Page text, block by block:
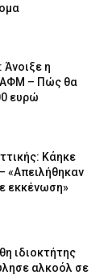
εναέρια
Στη μάχη 105
Άνοιξε η
ΑΦΜ – Πώς θα
ευρώ
Κάηκε
«Απειλήθηκαν
εκκένωση»
ιδιοκτήτης
αλκοόλ σε